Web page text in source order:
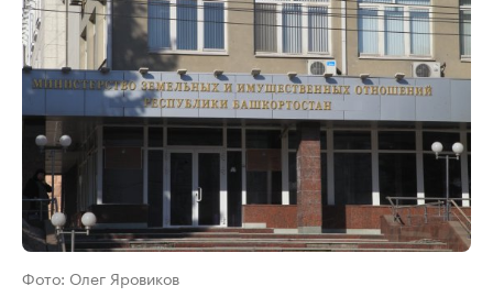
Фото: Олег Яровиков